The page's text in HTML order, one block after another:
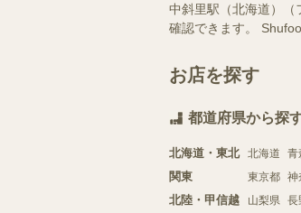
中斜里駅（北海道）（
確認できます。
お店を探す
都道府県から探
北海道・東北 北海道 青
関東 東京都 神
北陸・甲信越 山梨県 長